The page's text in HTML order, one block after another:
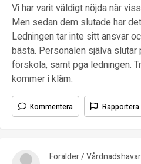
Vi har varit väldigt nöjda när
Men sedan dem slutade har
Ledningen tar inte sitt ansvar
bästa. Personalen själva
förskola, samt pga ledningen.
kommer i kläm.
Kommentera Rapportera
Förälder /